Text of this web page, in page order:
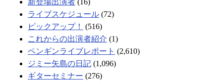
新登場出演者 (16)
ライブスケジュール (72)
ピックアップ！
(516)
これからの出演者紹介 (1)
ペンギンライブレポート (2,610)
ジミー矢島の日記 (1,096)
ギターセミナー (276)